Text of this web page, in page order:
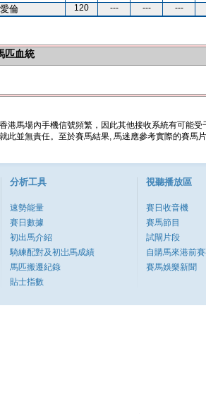
愛倫 120 --- --- ---
匹血統
馬場內手機信號頻繁，因此其他接收系統有可能受
並無責任。至於賽馬結果, 馬迷應參考實際的賽馬片
分析工具
速勢能量
賽日數據
初出馬介紹
騎練配對及初岀馬成績
馬匹搬遷紀錄
貼士指數
視聽播放區
賽日收音機
賽馬節目
試閘片段
自購馬來港前
賽馬娛樂新聞